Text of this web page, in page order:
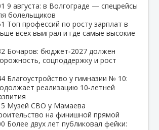
9 августа: в Волгограде — спецрейсы
болельщиков
Топ профессий по росту зарплат в
всех выиграл и где самые высокие
Бочаров: бюджет‑2027 должен
соцподдержку и рост
Благоустройство у гимназии № 10:
реализацию 10‑летней
Музей СВО у Мамаева
на финишной прямой
Более двух лет публиковал фейки: